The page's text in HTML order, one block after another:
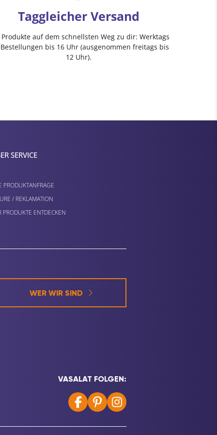
Taggleicher Versand
auf dem schnellsten Weg zu dir: Werktags
bis 16 Uhr (ausgenommen freitags bis
12 Uhr).
SERVICE
PRODUKTANFRAGE
/ REKLAMATION
PRODUKTE ENTDECKEN
WER WIR SIND
VASALAT FOLGEN: